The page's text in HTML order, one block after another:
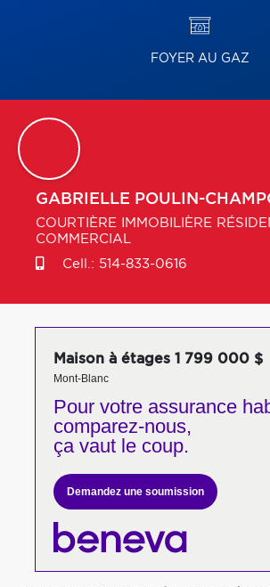
FOYER AU GAZ
GABRIELLE POULIN-
COURTIÈRE IMMOBILIÈRE
COMMERCIAL
Cell.: 514-833-0616
Maison à étages 1 799 000 $
Mont-Blanc
Pour votreassurance
comparez-nous,
ça vaut le coup.
Demandez une soumission